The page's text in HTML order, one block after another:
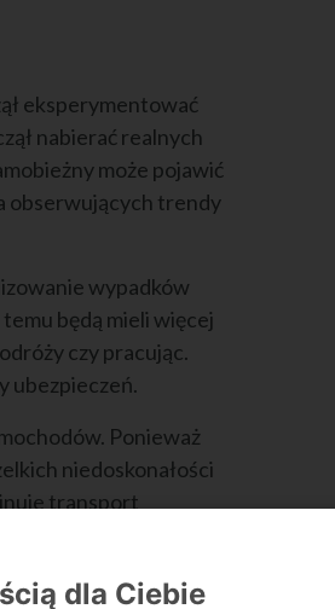
eksperymentować
nabierać realnych
może pojawić
obserwujących trendy
wypadków
będą mieli więcej
czy pracując.
ubezpieczeń.
Ponieważ
niedoskonałości
transport
dla Ciebie